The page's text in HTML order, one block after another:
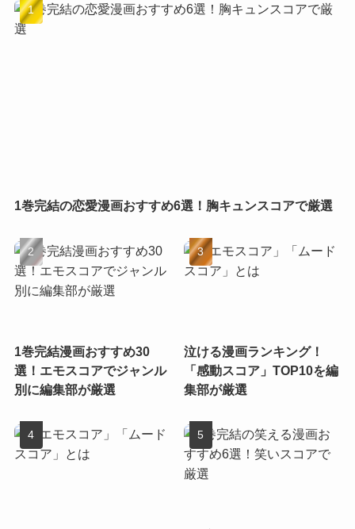
1巻完結の恋愛漫画おすすめ6選！胸キュンスコアで厳選
1巻完結漫画おすすめ30
選！エモスコアでジャンル
別に編集部が厳選
泣ける漫画ランキング！
「感動スコア」TOP10を編
集部が厳選